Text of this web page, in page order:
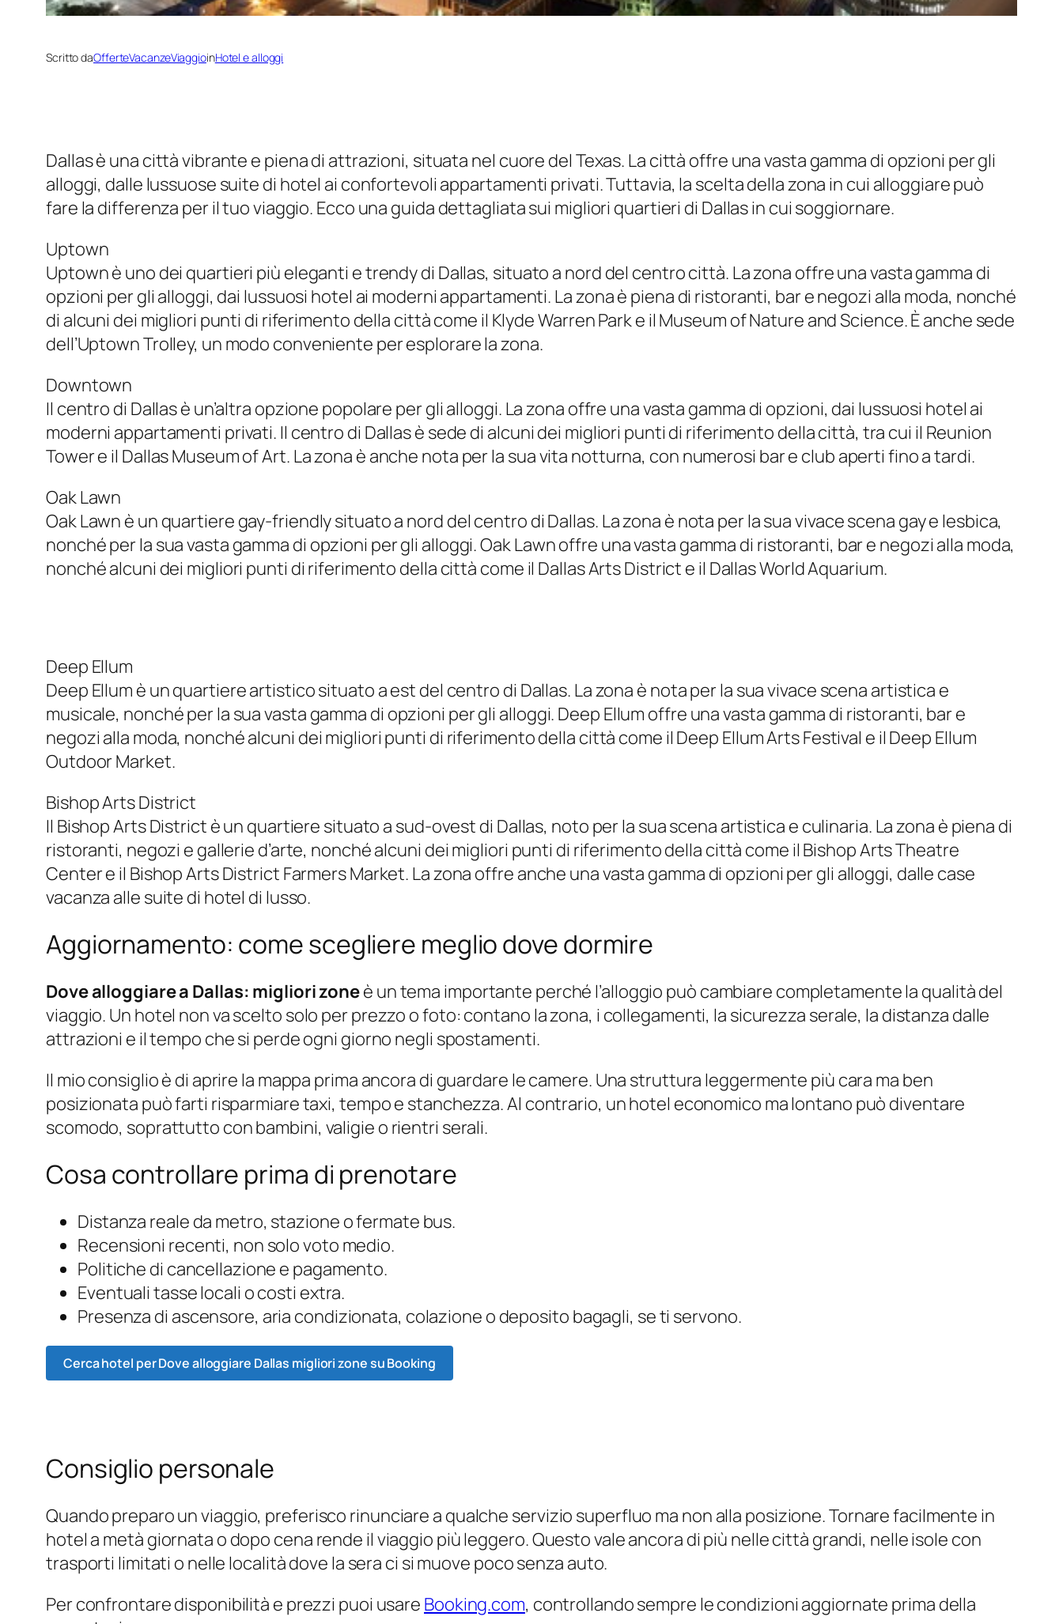
Scritto daOfferteVacanzeViaggioinHotel e alloggi
Dallas è una città vibrante e piena di attrazioni, situata nel cuore del Texas. La città offre una vasta gamma di opzioni per gli
alloggi, dalle lussuose suite di hotel ai confortevoli appartamenti privati. Tuttavia, la scelta della zona in cui alloggiare può
fare la differenza per il tuo viaggio. Ecco una guida dettagliata sui migliori quartieri di Dallas in cui soggiornare.
Uptown
Uptown è uno dei quartieri più eleganti e trendy di Dallas, situato a nord del centro città. La zona offre una vasta gamma di
opzioni per gli alloggi, dai lussuosi hotel ai moderni appartamenti. La zona è piena di ristoranti, bar e negozi alla moda, nonché
di alcuni dei migliori punti di riferimento della città come il Klyde Warren Park e il Museum of Nature and Science. È anche sede
dell’Uptown Trolley, un modo conveniente per esplorare la zona.
Downtown
Il centro di Dallas è un’altra opzione popolare per gli alloggi. La zona offre una vasta gamma di opzioni, dai lussuosi hotel ai
moderni appartamenti privati. Il centro di Dallas è sede di alcuni dei migliori punti di riferimento della città, tra cui il Reunion
Tower e il Dallas Museum of Art. La zona è anche nota per la sua vita notturna, con numerosi bar e club aperti fino a tardi.
Oak Lawn
Oak Lawn è un quartiere gay-friendly situato a nord del centro di Dallas. La zona è nota per la sua vivace scena gay e lesbica,
nonché per la sua vasta gamma di opzioni per gli alloggi. Oak Lawn offre una vasta gamma di ristoranti, bar e negozi alla moda,
nonché alcuni dei migliori punti di riferimento della città come il Dallas Arts District e il Dallas World Aquarium.
Deep Ellum
Deep Ellum è un quartiere artistico situato a est del centro di Dallas. La zona è nota per la sua vivace scena artistica e
musicale, nonché per la sua vasta gamma di opzioni per gli alloggi. Deep Ellum offre una vasta gamma di ristoranti, bar e
negozi alla moda, nonché alcuni dei migliori punti di riferimento della città come il Deep Ellum Arts Festival e il Deep Ellum
Outdoor Market.
Bishop Arts District
Il Bishop Arts District è un quartiere situato a sud-ovest di Dallas, noto per la sua scena artistica e culinaria. La zona è piena di
ristoranti, negozi e gallerie d’arte, nonché alcuni dei migliori punti di riferimento della città come il Bishop Arts Theatre
Center e il Bishop Arts District Farmers Market. La zona offre anche una vasta gamma di opzioni per gli alloggi, dalle case
vacanza alle suite di hotel di lusso.
Aggiornamento: come scegliere meglio dove dormire
Dove alloggiare a Dallas: migliori zoneè un tema importante perché l’alloggio può cambiare completamente la qualità del
viaggio. Un hotel non va scelto solo per prezzo o foto: contano la zona, i collegamenti, la sicurezza serale, la distanza dalle
attrazioni e il tempo che si perde ogni giorno negli spostamenti.
Il mio consiglio è di aprire la mappa prima ancora di guardare le camere. Una struttura leggermente più cara ma ben
posizionata può farti risparmiare taxi, tempo e stanchezza. Al contrario, un hotel economico ma lontano può diventare
scomodo, soprattutto con bambini, valigie o rientri serali.
Cosa controllare prima di prenotare
Distanza reale da metro, stazione o fermate bus.
Recensioni recenti, non solo voto medio.
Politiche di cancellazione e pagamento.
Eventuali tasse locali o costi extra.
Presenza di ascensore, aria condizionata, colazione o deposito bagagli, se ti servono.
Cerca hotel per Dove alloggiare Dallas migliori zone su Booking
Consiglio personale
Quando preparo un viaggio, preferisco rinunciare a qualche servizio superfluo ma non alla posizione. Tornare facilmente in
hotel a metà giornata o dopo cena rende il viaggio più leggero. Questo vale ancora di più nelle città grandi, nelle isole con
trasporti limitati o nelle località dove la sera ci si muove poco senza auto.
Per confrontare disponibilità e prezzi puoi usare Booking.com, controllando sempre le condizioni aggiornate prima della